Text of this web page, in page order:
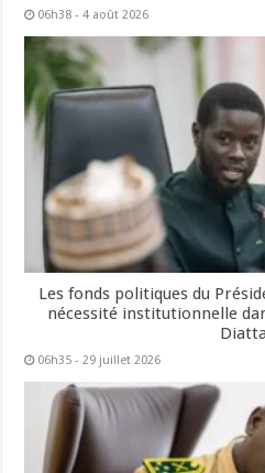
06h38 - 4 août 2026
Les fonds politiques du
nécessité institutionnelle
06h35 - 29 juillet 2026